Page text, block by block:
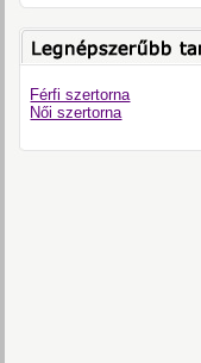
Férfi szertorna
Női szertorna